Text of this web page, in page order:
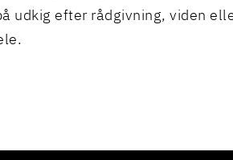
udkig efter rådgivning, viden